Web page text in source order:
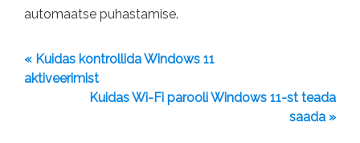
automaatse puhastamise.
« Kuidas kontrollida Windows 11
aktiveerimist
Kuidas Wi-Fi parooli Windows 11-st teada
saada »